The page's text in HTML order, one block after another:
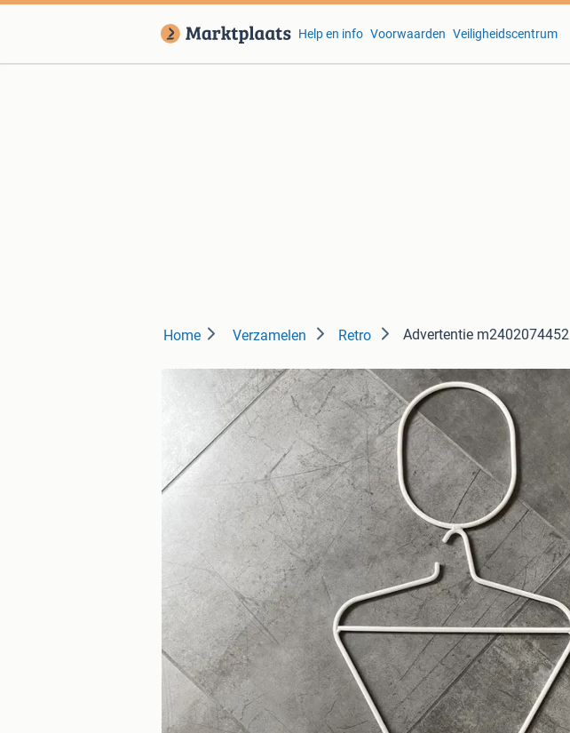
Help en info Voorwaarden Veiligheidscentrum
Home Verzamelen Retro Advertentie m2402074452